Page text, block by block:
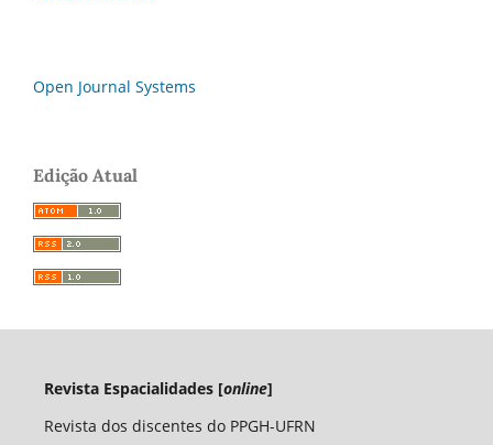
Open Journal Systems
Edição Atual
Revista Espacialidades [online]
Revista dos discentes do PPGH-UFRN